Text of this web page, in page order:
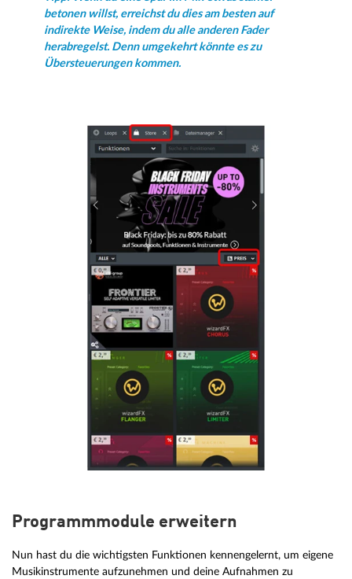
betonen willst, erreichst du dies am besten auf
indirekte Weise, indem du alle anderen Fader
herabregelst. Denn umgekehrt könnte es zu
Übersteuerungen kommen.
Programmmodule erweitern
Nun hast du die wichtigsten Funktionen kennengelernt, um eigene
Musikinstrumente aufzunehmen und deine Aufnahmen zu